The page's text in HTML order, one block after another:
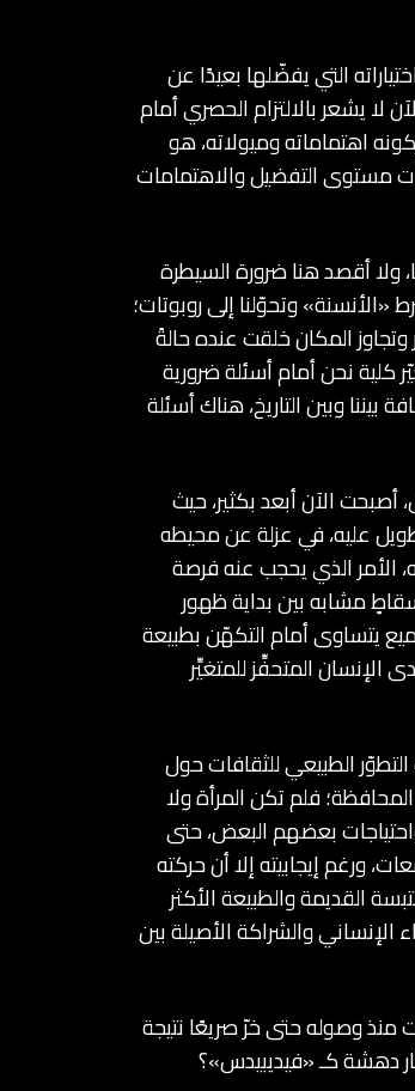
التي يفضّلها بعيدًا عن
يشعر بالالتزام الحصري أمام
اهتماماته وميولاته، هو
مستوى التفضيل والاهتمامات
ولا أقصد هنا ضرورة السيطرة
«الأنسنة» وتحوّلنا إلى روبوتات؛
المكان خلقت عنده حالةً
كلية نحن أمام أسئلة ضرورية
بيننا وبين التاريخ، هناك أسئلة
الآن أبعد بكثير، حيث
عليه، في عزلة عن محيطه
الذي يحجب عنه فرصة
مشابه بين بداية ظهور
يتساوى أمام التكهّن بطبيعة
المتحفِّز للمتغيِّر
التطوّر الطبيعي للثقافات حول
فلم تكن المرأة ولا
بعضهم البعض، حتى
ورغم إيجابيته إلا أن حركته
القديمة والطبيعة الأكثر
الإنساني والشراكة الأصيلة بين
وصوله حتى خرّ صريعًا نتيجة
دهشة كـ «فيديبيدس»؟